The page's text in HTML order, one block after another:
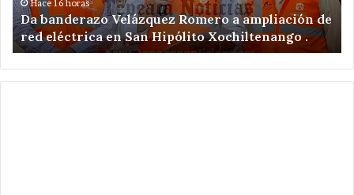
red
eléctrica
en
San
Hipólito
Xochiltenango
Hace 16 horas
Da banderazo Velázquez Romero a ampliación de
red eléctrica en San Hipólito Xochiltenango .